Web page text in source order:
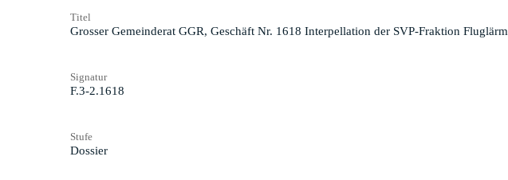
Titel
Grosser Gemeinderat GGR, Geschäft Nr. 1618 Interpellation der SVP-Fraktion Fluglärm
Signatur
F.3-2.1618
Stufe
Dossier